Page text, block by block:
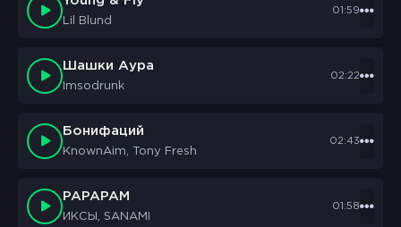
Lil Blund
01:59
Шашки Аура
Imsodrunk
02:22
Бонифаций
KnownAim, Tony Fresh
02:43
PAPAPAM
ИКСЫ, SANAMI
01:58